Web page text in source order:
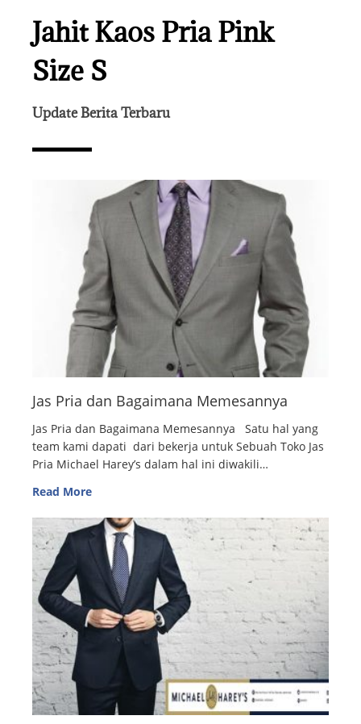
Jahit Kaos Pria Pink
Size S
Update Berita Terbaru
Jas Pria dan Bagaimana Memesannya
Jas Pria dan Bagaimana Memesannya Satu hal yang
team kami dapati dari bekerja untuk Sebuah Toko Jas
Pria Michael Harey’s dalam hal ini diwakili…
Read More